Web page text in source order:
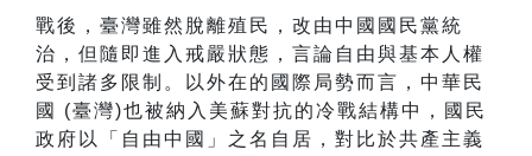
戰後，臺灣雖然脫離殖民，改由中國國民黨統
治，但隨即進入戒嚴狀態，言論自由與基本人權
受到諸多限制。以外在的國際局勢而言，中華民
國 (臺灣)也被納入美蘇對抗的冷戰結構中，國民
政府以「自由中國」之名自居，對比於共產主義